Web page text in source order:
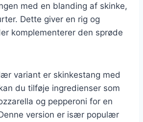
med en blanding af skinke,
Dette giver en rig og
komplementerer den sprøde
variant er skinkestang med
du tilføje ingredienser som
og pepperoni for en
version er især populær